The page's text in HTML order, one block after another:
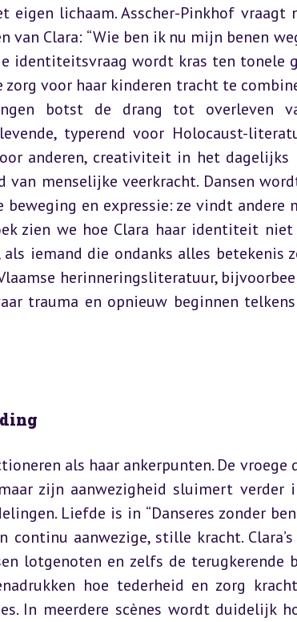
eigen lichaam. Asscher-Pinkhof vraagt
Clara: “Wie ben ik nu mijn benen
identiteitsvraag wordt kras ten tonele
voor haar kinderen tracht te
botst de drang tot overleven
typerend voor Holocaust-
anderen, creativiteit in het dagelijks
van menselijke veerkracht. Dansen
en expressie: ze vindt andere
zien we hoe Clara haar identiteit
iemand die ondanks alles betekenis
herinneringsliteratuur,
trauma en opnieuw beginnen
als haar ankerpunten. De vroege
zijn aanwezigheid sluimert verder
Liefde is in “Danseres zonder
aanwezige, stille kracht.
lotgenoten en zelfs de terugkerende
hoe tederheid en zorg
In meerdere scènes wordt duidelijk